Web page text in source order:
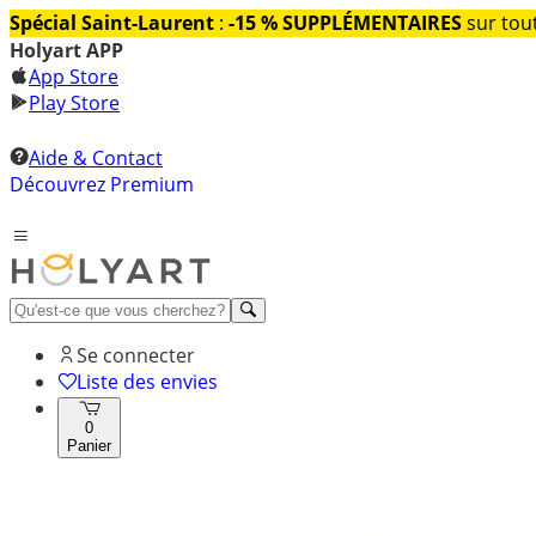
Spécial Saint-Laurent : -15 % SUPPLÉMENTAIRESsur
Holyart APP
App Store
Play Store
Aide & Contact
Découvrez Premium
Se connecter
Liste des envies
0
Panier